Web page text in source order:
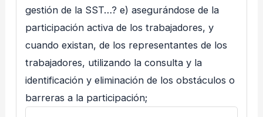
gestión de la SST…? e) asegurándose de la
participación activa de los trabajadores, y
cuando existan, de los representantes de los
trabajadores, utilizando la consulta y la
identificación y eliminación de los obstáculos o
barreras a la participación;